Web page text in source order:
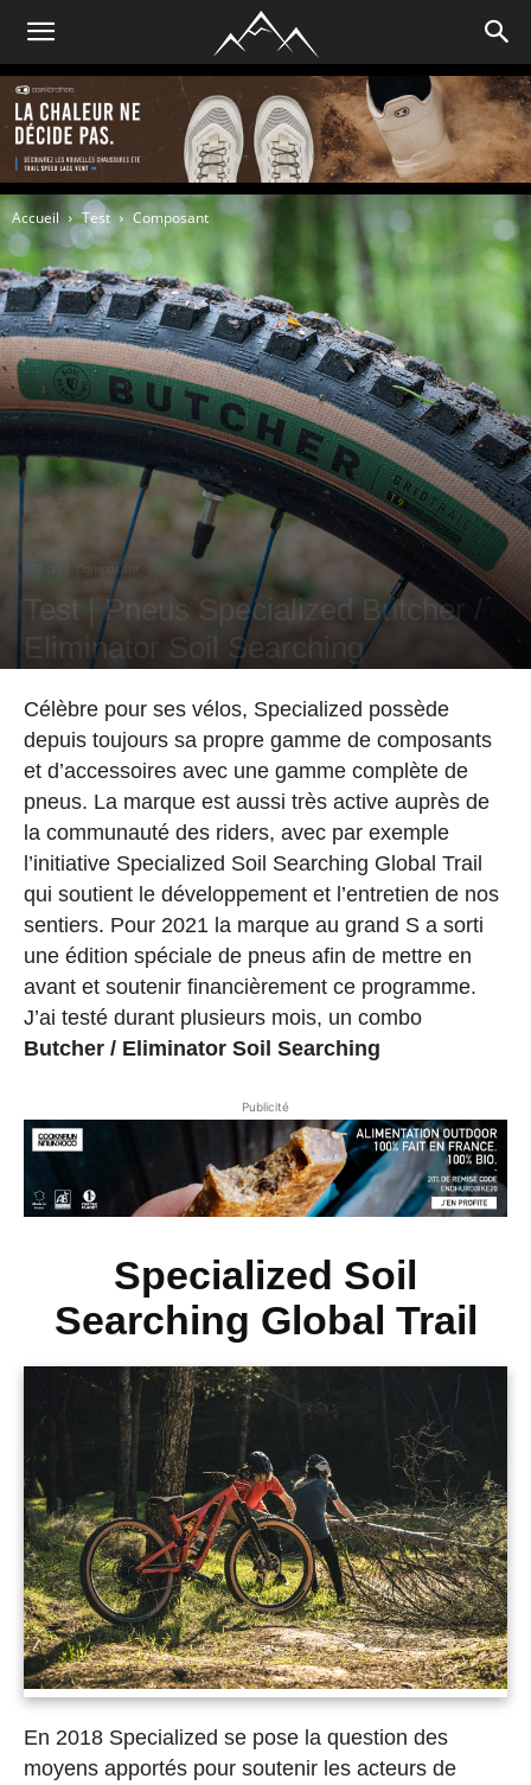
Accueil Test Composant
Composant
Test | Pneus Specialized Butcher /
Eliminator Soil Searching
Célèbre pour ses vélos, Specialized possède
depuis toujours sa propre gamme de composants
et d’accessoires avec une gamme complète de
pneus. La marque est aussi très active auprès de
la communauté des riders, avec par exemple
l’initiative Specialized Soil Searching Global Trail
qui soutient le développement et l’entretien de nos
sentiers. Pour 2021 la marque au grand S a sorti
une édition spéciale de pneus afin de mettre en
avant et soutenir financièrement ce programme.
J’ai testé durant plusieurs mois, un combo
Butcher / Eliminator Soil Searching
Publicité
Specialized Soil
Searching Global Trail
En 2018 Specialized se pose la question des
moyens apportés pour soutenir les acteurs de